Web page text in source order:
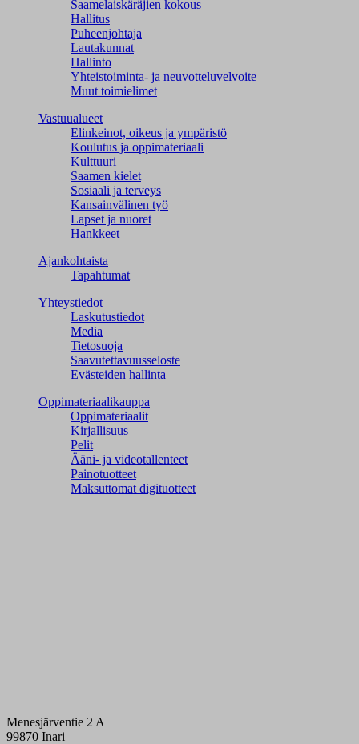
Saamelaiskäräjien kokous
Hallitus
Puheenjohtaja
Lautakunnat
Hallinto
Yhteistoiminta- ja neuvotteluvelvoite
Muut toimielimet
Vastuualueet
Elinkeinot, oikeus ja ympäristö
Koulutus ja oppimateriaali
Kulttuuri
Saamen kielet
Sosiaali ja terveys
Kansainvälinen työ
Lapset ja nuoret
Hankkeet
Ajankohtaista
Tapahtumat
Yhteystiedot
Laskutustiedot
Media
Tietosuoja
Saavutettavuusseloste
Evästeiden hallinta
Oppimateriaalikauppa
Oppimateriaalit
Kirjallisuus
Pelit
Ääni- ja videotallenteet
Painotuotteet
Maksuttomat digituotteet
Menesjärventie 2 A
99870 Inari